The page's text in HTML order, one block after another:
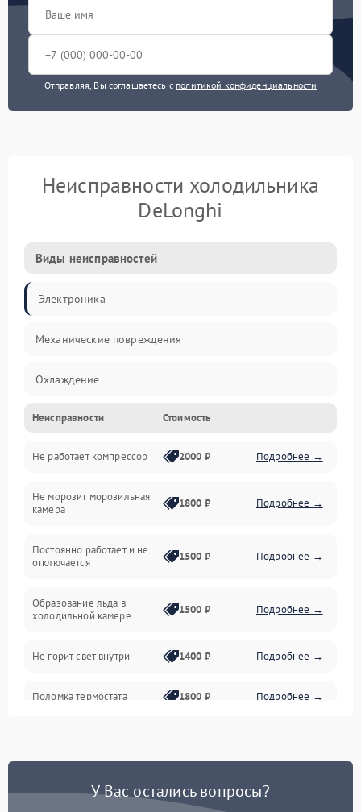
Отправляя, Вы соглашаетесь с политикой конфиденциальности
Неисправности холодильника
DeLonghi
Виды неисправностей
Электроника
Механические повреждения
Охлаждение
Механика
Электропитание
Дренаж
Неисправности Стоимость
Не работает компрессор 2000 ₽ Подробнее →
Не морозит морозильная
камера
1800 ₽ Подробнее →
Постоянно работает и не
отключается
1500 ₽ Подробнее →
Образование льда в
холодильной камере
1500 ₽ Подробнее →
Не горит свет внутри 1400 ₽ Подробнее →
Поломка термостата 1800 ₽ Подробнее →
У Вас остались вопросы?